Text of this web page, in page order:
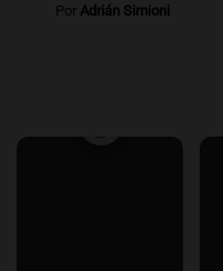
Por Adrián Simioni